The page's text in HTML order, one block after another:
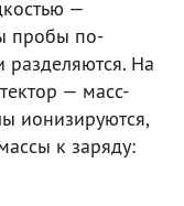
—
пробы по-
разделяются. На
— масс-
ионизируются,
к заряду: